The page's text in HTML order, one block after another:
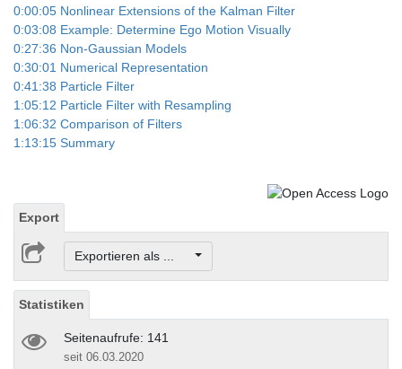
0:00:05 Nonlinear Extensions of the Kalman Filter
0:03:08 Example: Determine Ego Motion Visually
0:27:36 Non-Gaussian Models
0:30:01 Numerical Representation
0:41:38 Particle Filter
1:05:12 Particle Filter with Resampling
1:06:32 Comparison of Filters
1:13:15 Summary
Export
Exportieren als ...
Statistiken
Seitenaufrufe: 141
seit 06.03.2020